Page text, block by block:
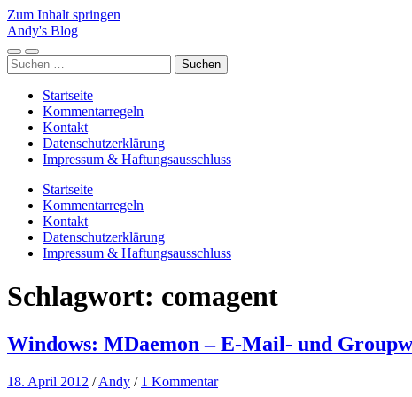
Zum Inhalt springen
Andy's Blog
Mobile-
Menü
Suchfeld
ein-/ausblenden
Suchen
nach:
Startseite
Kommentarregeln
Kontakt
Datenschutzerklärung
Impressum & Haftungsausschluss
Startseite
Kommentarregeln
Kontakt
Datenschutzerklärung
Impressum & Haftungsausschluss
Schlagwort: comagent
Windows: MDaemon – E-Mail- und
18. April 2012 /Andy / 1 Kommentar